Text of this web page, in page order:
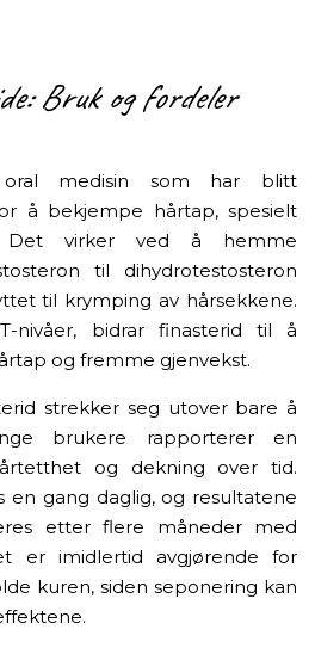
Bruk og fordeler
medisin som har blitt
å bekjempe hårtap, spesielt
Det virker ved å hemme
til dihydrotestosteron
til krymping av hårsekkene.
nivåer, bidrar finasterid til å
og fremme gjenvekst.
strekker seg utover bare å
brukere rapporterer en
og dekning over tid.
en gang daglig, og resultatene
etter flere måneder med
er imidlertid avgjørende for
kuren, siden seponering kan